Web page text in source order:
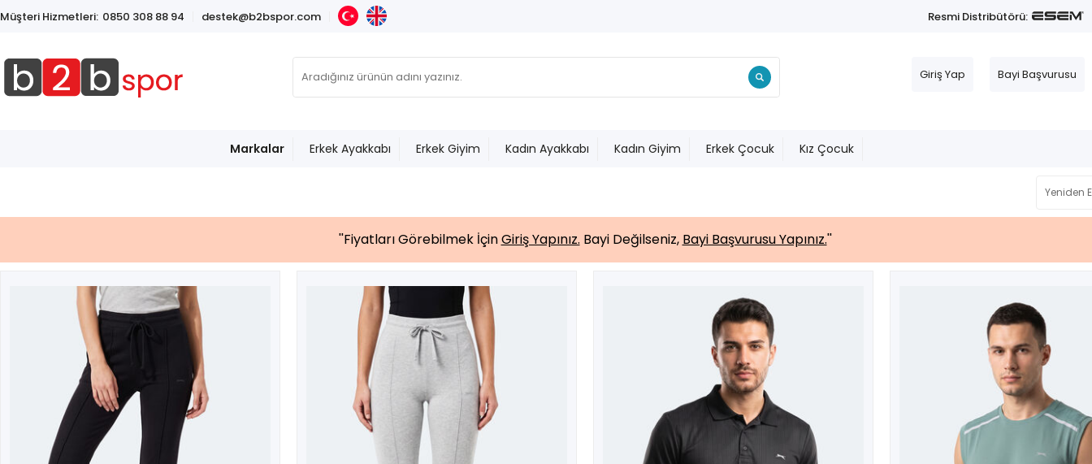
Müşteri Hizmetleri: 0850 308 88 94 destek@b2bspor.com Resmi Distribütörü:
Bayi Başvurusu
Giriş Yap
Markalar Erkek Ayakkabı Erkek Giyim Kadın Ayakkabı Kadın Giyim Erkek Çocuk Kız Çocuk
''Fiyatları Görebilmek İçinGiriş Yapınız. Bayi Değilseniz, Bayi Başvurusu Yapınız.''